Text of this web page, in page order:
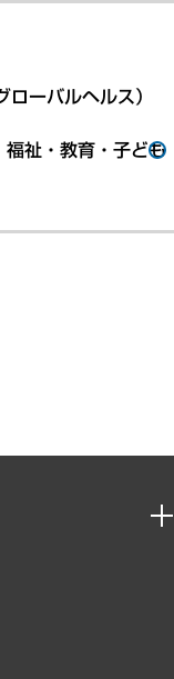
ーバルヘルス）
福祉・教育・子ども